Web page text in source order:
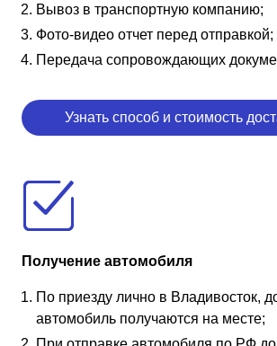
Вывоз в транспортную компанию;
Фото-видео отчет перед отправкой;
Передача сопровождающих
Узнать способ и стоимость
Получение автомобиля
По приезду лично в Владивосток,
автомобиль получаются на месте;